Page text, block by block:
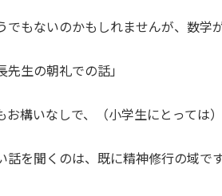
でもないのかもしれませんが、数学
生の朝礼での話」
お構いなしで、（小学生にとっては
話を聞くのは、既に精神修行の域です